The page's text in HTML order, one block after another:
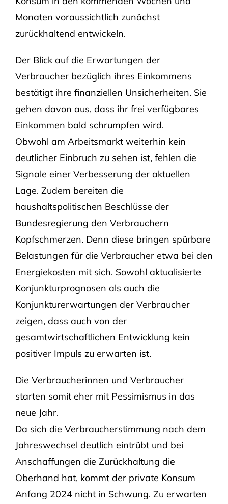
Monaten voraussichtlich zunächst
zurückhaltend entwickeln.
Der Blick auf die Erwartungen der
Verbraucher bezüglich ihres Einkommens
bestätigt ihre finanziellen Unsicherheiten. Sie
gehen davon aus, dass ihr frei verfügbares
Einkommen bald schrumpfen wird.
Obwohl am Arbeitsmarkt weiterhin kein
deutlicher Einbruch zu sehen ist, fehlen die
Signale einer Verbesserung der aktuellen
Lage. Zudem bereiten die
haushaltspolitischen Beschlüsse der
Bundesregierung den Verbrauchern
Kopfschmerzen. Denn diese bringen spürbare
Belastungen für die Verbraucher etwa bei den
Energiekosten mit sich. Sowohl aktualisierte
Konjunkturprognosen als auch die
Konjunkturerwartungen der Verbraucher
zeigen, dass auch von der
gesamtwirtschaftlichen Entwicklung kein
positiver Impuls zu erwarten ist.
Die Verbraucherinnen und Verbraucher
starten somit eher mit Pessimismus in das
neue Jahr.
Da sich die Verbraucherstimmung nach dem
Jahreswechsel deutlich eintrübt und bei
Anschaffungen die Zurückhaltung die
Oberhand hat, kommt der private Konsum
Anfang 2024 nicht in Schwung. Zu erwarten